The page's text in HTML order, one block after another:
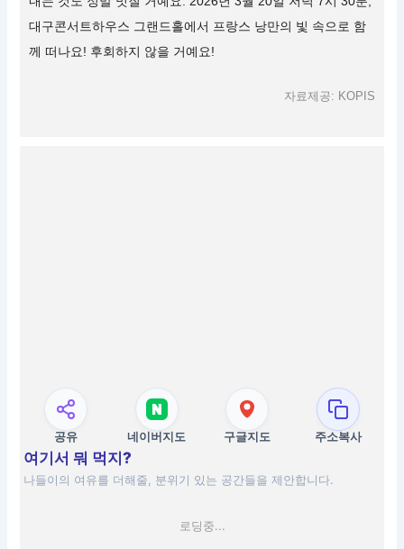
대구콘서트하우스 그랜드홀에서 프랑스 낭만의 빛 속으로 함
께 떠나요! 후회하지 않을 거예요!
자료제공: KOPIS
공유 네이버지도 구글지도 주소복사
여기서 뭐 먹지?
나들이의 여유를 더해줄, 분위기 있는 공간들을 제안합니다.
로딩중...